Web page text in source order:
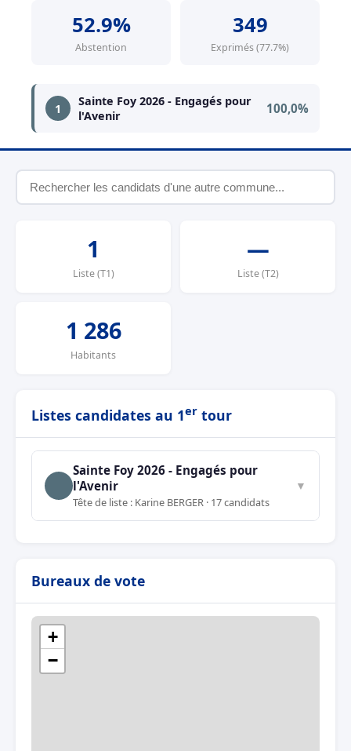
52.9%
Abstention
349
Exprimés (77.7%)
1
Sainte Foy 2026 - Engagés pour
l'Avenir
100,0%
1
Liste (T1)
—
Liste (T2)
1 286
Habitants
Listes candidates au 1er tour
Sainte Foy 2026 - Engagés pour
l'Avenir
Tête de liste : Karine BERGER · 17 candidats
▼
Bureaux de vote
+
−